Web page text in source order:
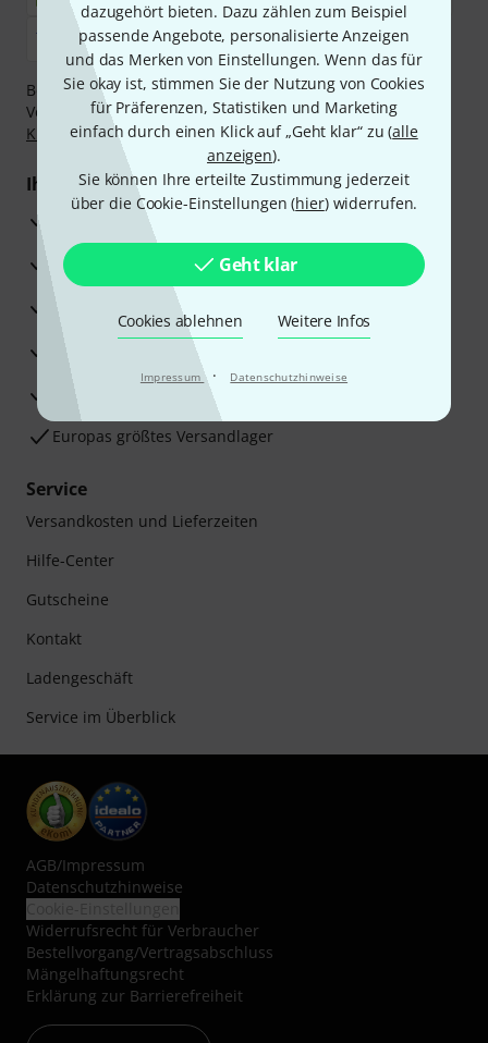
dazugehört bieten. Dazu zählen zum Beispiel
passende Angebote, personalisierte Anzeigen
und das Merken von Einstellungen. Wenn das für
Sie okay ist, stimmen Sie der Nutzung von Cookies
für Präferenzen, Statistiken und Marketing
einfach durch einen Klick auf „Geht klar“ zu (alle
anzeigen).
Sie können Ihre erteilte Zustimmung jederzeit
über die Cookie-Einstellungen (hier) widerrufen.
Geht klar
Cookies ablehnen Weitere Infos
Impressum · Datenschutzhinweise
Bezahlen Sie vertraulich und sicher per Nachnahme,
Vorkasse, PayPal, Amazon Pay,Klarna Sofort bezahlen
Klarna Ratenzahlungoder Kreditkarte.
Ihre Vorteile
3 Jahre Thomann Garantie
30 Tage Money-Back-Garantie
Beratung durch Fachexperten
Zufriedenheitsgarantie
Europas größtes Versandlager
Service
Versandkosten und Lieferzeiten
Hilfe-Center
Gutscheine
Kontakt
Ladengeschäft
Service im Überblick
AGB/Impressum
Datenschutzhinweise
Widerrufsrecht für Verbraucher
Bestellvorgang/Vertragsabschluss
Mängelhaftungsrecht
Erklärung zur Barrierefreiheit